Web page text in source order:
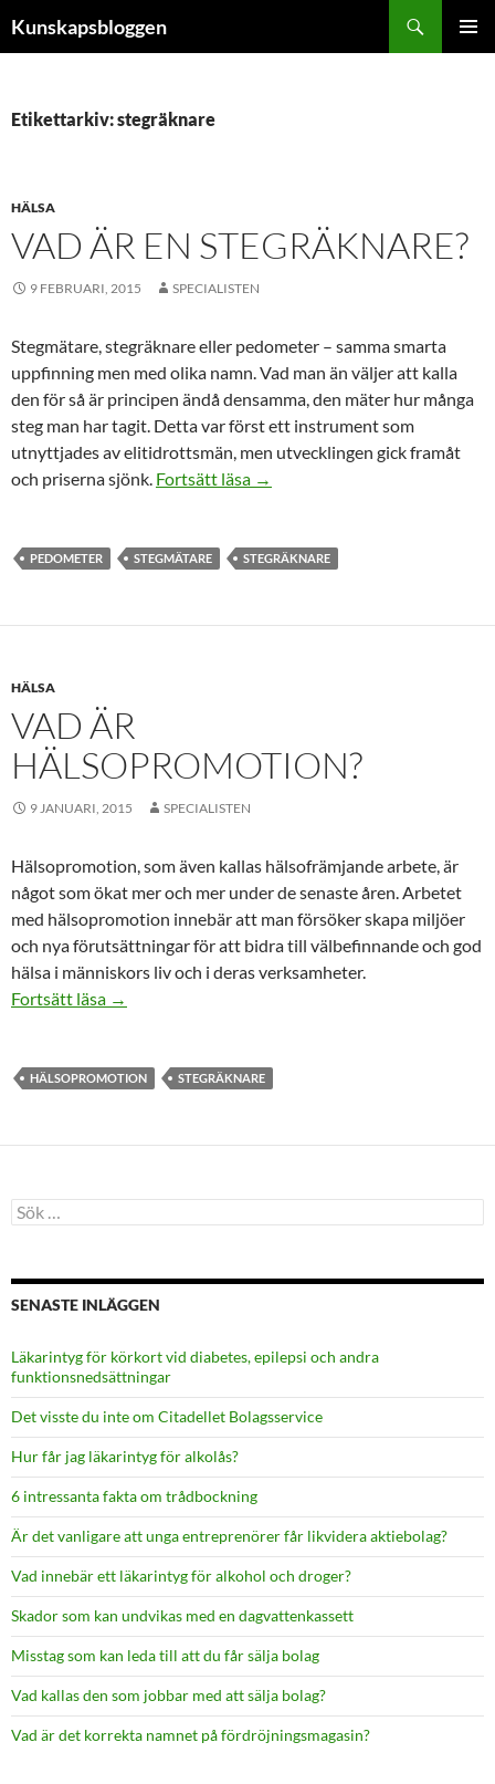
tillKunskapsbloggen
Etikettarkiv: stegräknare
HÄLSA
VAD ÄR EN STEGRÄKNARE?
9 FEBRUARI, 2015 SPECIALISTEN
Stegmätare, stegräknare eller pedometer – samma smarta
uppfinning men med olika namn. Vad man än väljer att kalla
den för så är principen ändå densamma, den mäter hur många
steg man har tagit. Detta var först ett instrument som
utnyttjades av elitidrottsmän, men utvecklingen gick framåt
och priserna sjönk. Fortsätt läsa Vad är en stegräknare?
→
PEDOMETER STEGMÄTARE STEGRÄKNARE
HÄLSA
VAD ÄR
HÄLSOPROMOTION?
9 JANUARI, 2015 SPECIALISTEN
Hälsopromotion, som även kallas hälsofrämjande arbete, är
något som ökat mer och mer under de senaste åren. Arbetet
med hälsopromotion innebär att man försöker skapa miljöer
och nya förutsättningar för att bidra till välbefinnande och god
hälsa i människors liv och i deras verksamheter.
Fortsätt läsa Vad är hälsopromotion?
→
HÄLSOPROMOTION STEGRÄKNARE
Sök
efter:
SENASTE INLÄGGEN
Läkarintyg för körkort vid diabetes, epilepsi och andra
funktionsnedsättningar
Det visste du inte om Citadellet Bolagsservice
Hur får jag läkarintyg för alkolås?
6 intressanta fakta om trådbockning
Är det vanligare att unga entreprenörer får likvidera aktiebolag?
Vad innebär ett läkarintyg för alkohol och droger?
Skador som kan undvikas med en dagvattenkassett
Misstag som kan leda till att du får sälja bolag
Vad kallas den som jobbar med att sälja bolag?
Vad är det korrekta namnet på fördröjningsmagasin?